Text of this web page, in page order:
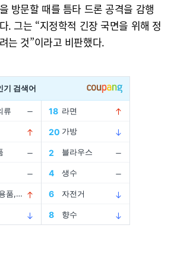
방문할 때를 틈타 드론 공격을 감행
. 그는 “지정학적 긴장 국면을 위해 정
는 것”이라고 비판했다.